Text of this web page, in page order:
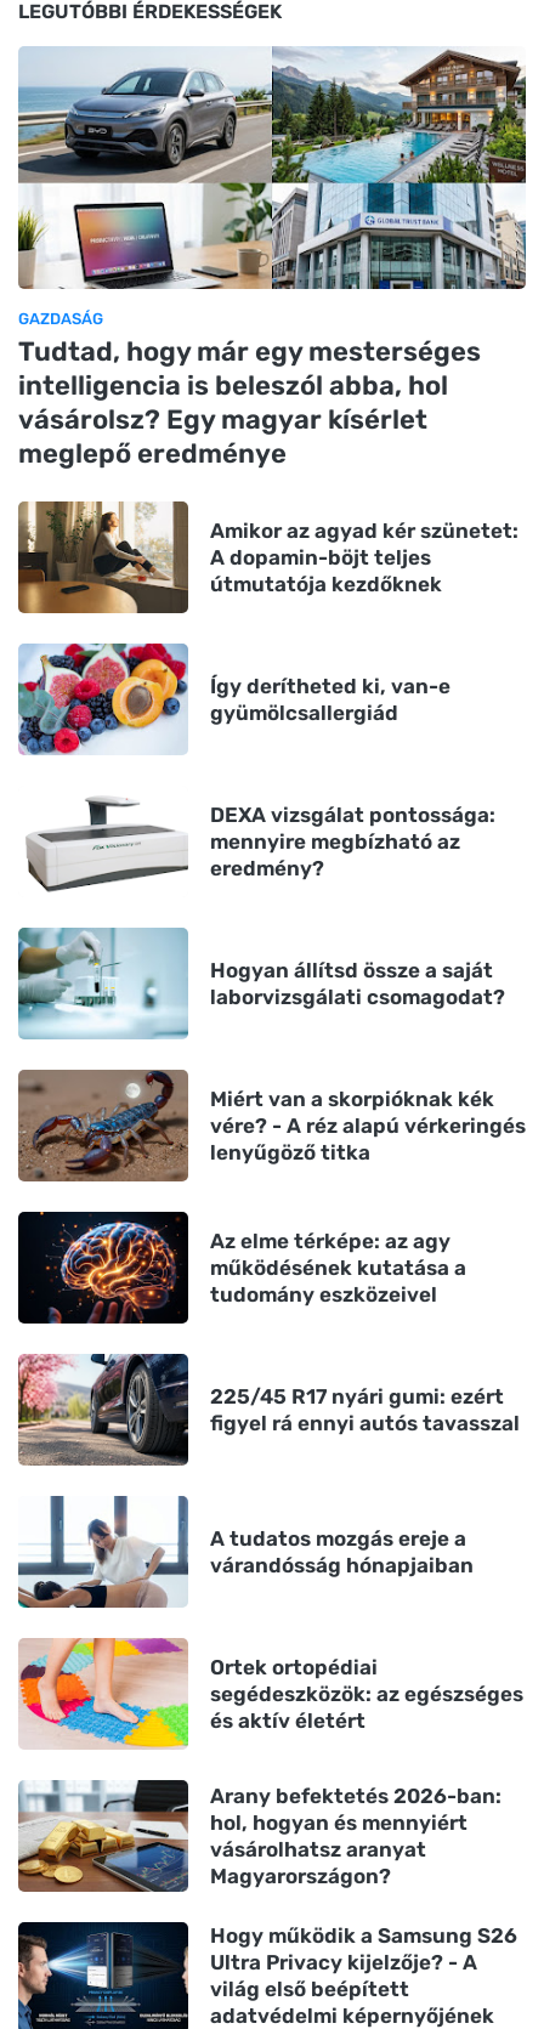
LEGUTÓBBI ÉRDEKESSÉGEK
GAZDASÁG
Tudtad, hogy már egy mesterséges
intelligencia is beleszól abba, hol
vásárolsz? Egy magyar kísérlet
meglepő eredménye
Amikor az agyad kér szünetet:
A dopamin-böjt teljes
útmutatója kezdőknek
Így derítheted ki, van-e
gyümölcsallergiád
DEXA vizsgálat pontossága:
mennyire megbízható az
eredmény?
Hogyan állítsd össze a saját
laborvizsgálati csomagodat?
Miért van a skorpióknak kék
vére? - A réz alapú vérkeringés
lenyűgöző titka
Az elme térképe: az agy
működésének kutatása a
tudomány eszközeivel
225/45 R17 nyári gumi: ezért
figyel rá ennyi autós tavasszal
A tudatos mozgás ereje a
várandósság hónapjaiban
Ortek ortopédiai
segédeszközök: az egészséges
és aktív életért
Arany befektetés 2026-ban:
hol, hogyan és mennyiért
vásárolhatsz aranyat
Magyarországon?
Hogy működik a Samsung S26
Ultra Privacy kijelzője? - A
világ első beépített
adatvédelmi képernyőjének